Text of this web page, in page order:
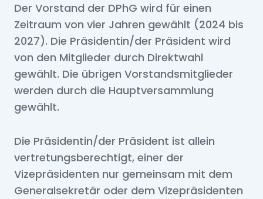
Der Vorstand der DPhG wird für einen
Zeitraum von vier Jahren gewählt (2024 bis
2027). Die Präsidentin/der Präsident wird
von den Mitglieder durch Direktwahl
gewählt. Die übrigen Vorstandsmitglieder
werden durch die Hauptversammlung
gewählt.
Die Präsidentin/der Präsident ist allein
vertretungsberechtigt, einer der
Vizepräsidenten nur gemeinsam mit dem
Generalsekretär oder dem Vizepräsidenten